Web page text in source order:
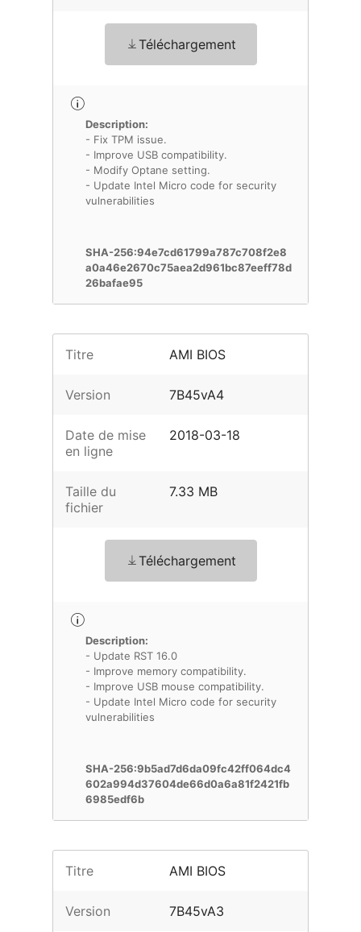
Téléchargement
Description:
- Fix TPM issue.
- Improve USB compatibility.
- Modify Optane setting.
- Update Intel Micro code for security
vulnerabilities
SHA-256:94e7cd61799a787c708f2e8
a0a46e2670c75aea2d961bc87eeff78d
26bafae95
Titre AMI BIOS
Version 7B45vA4
Date de mise
en ligne
2018-03-18
Taille du
fichier
7.33 MB
Téléchargement
Description:
- Update RST 16.0
- Improve memory compatibility.
- Improve USB mouse compatibility.
- Update Intel Micro code for security
vulnerabilities
SHA-256:9b5ad7d6da09fc42ff064dc4
602a994d37604de66d0a6a81f2421fb
6985edf6b
Titre AMI BIOS
Version 7B45vA3